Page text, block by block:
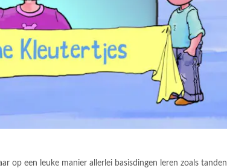
op een leuke manier allerlei basisdingen leren zoals tanden